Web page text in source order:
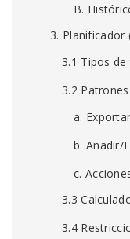
B.
3. Planificador
3.1 Tipos
3.2
a.
b. Añadir/
c.
3.3
3.4